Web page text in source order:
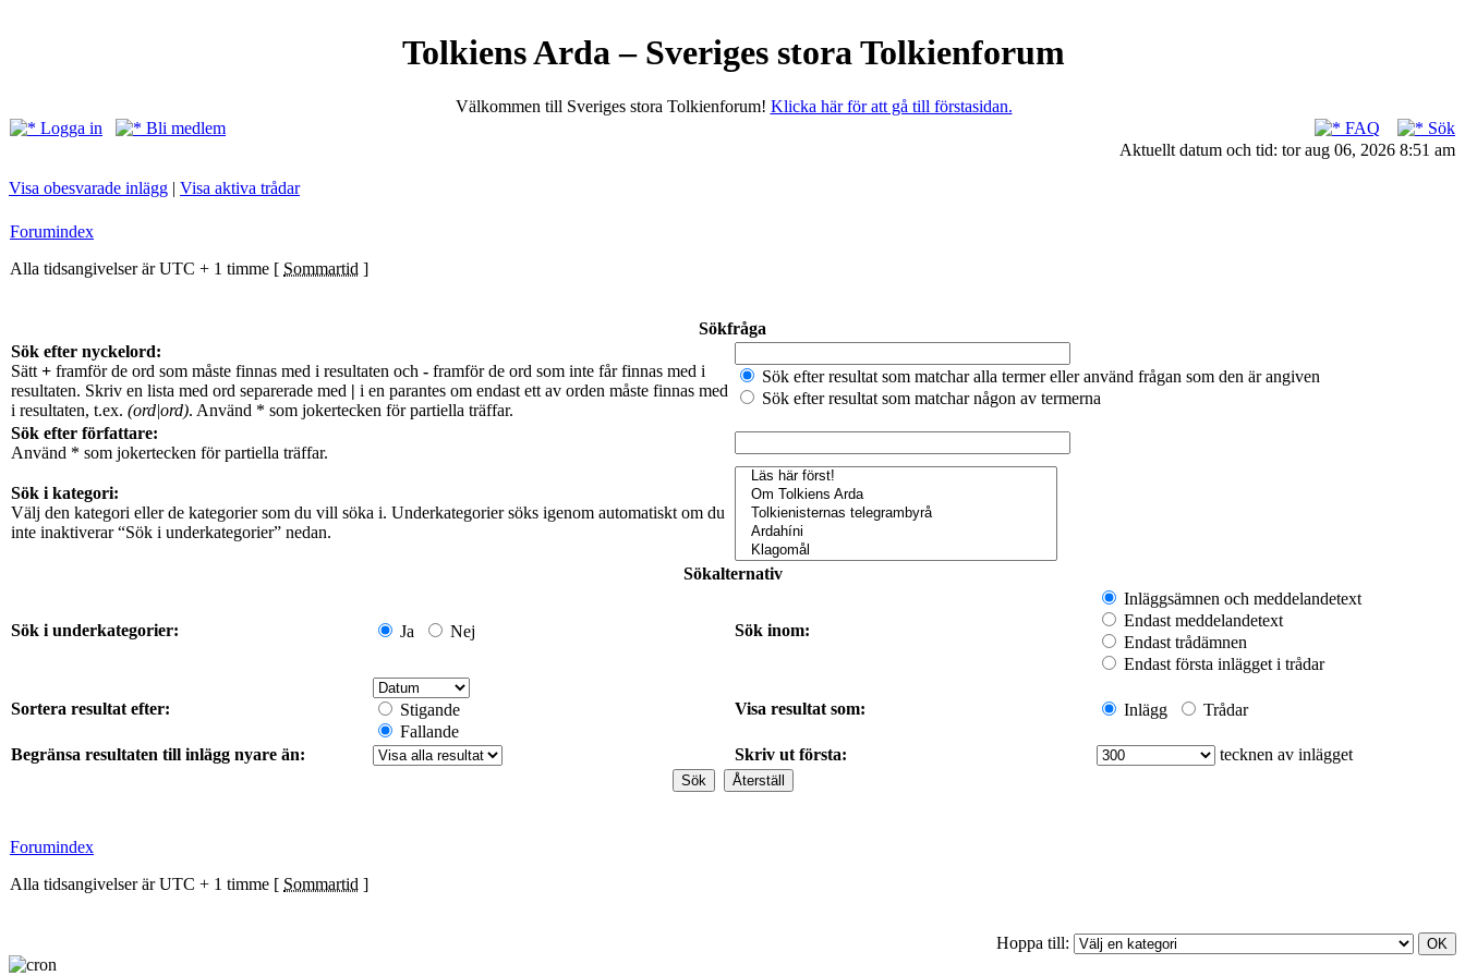
Tolkiens Arda – Sveriges stora Tolkienforum
Välkommen till Sveriges stora Tolkienforum! Klicka här för att gå till förstasidan.
Logga in
Bli medlem FAQ
Sök
Aktuellt datum och tid: tor aug 06, 2026 8:51 am
Visa obesvarade inlägg | Visa aktiva trådar
Forumindex
Alla tidsangivelser är UTC + 1 timme [ Sommartid ]
Sökfråga
Sök efter nyckelord:
Sätt + framför de ord som måste finnas med i resultaten och - framför de ord som inte får finnas med i
resultaten. Skriv en lista med ord separerade med | i en parantes om endast ett av orden måste finnas med
i resultaten, t.ex. (ord|ord). Använd * som jokertecken för partiella träffar.
Sök efter resultat som matchar alla termer eller använd frågan som den är angiven
Sök efter resultat som matchar någon av termerna
Sök efter författare:
Använd * som jokertecken för partiella träffar.
Sök i kategori:
Välj den kategori eller de kategorier som du vill söka i. Underkategorier söks igenom automatiskt om du
inte inaktiverar “Sök i underkategorier” nedan.
Sökalternativ
Sök i underkategorier: Ja Nej Sök inom:
Inläggsämnen och meddelandetext
Endast meddelandetext
Endast trådämnen
Endast första inlägget i trådar
Sortera resultat efter:
Stigande
Fallande
Visa resultat som: Inlägg Trådar
Begränsa resultaten till inlägg nyare än: Skriv ut första: tecknen av inlägget
Forumindex
Alla tidsangivelser är UTC + 1 timme [ Sommartid ]
Hoppa till: